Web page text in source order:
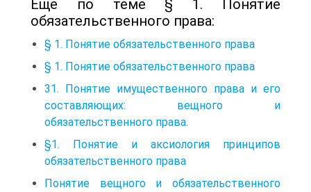
Еще по теме § 1. Понятие
обязательственного права:
§ 1. Понятие обязательственного права
§ 1. Понятие обязательственного права
31. Понятие имущественного права и его
составляющих: вещного и
обязательственного права.
§1. Понятие и аксиология принципов
обязательственного права
Понятие вещного и обязательственного